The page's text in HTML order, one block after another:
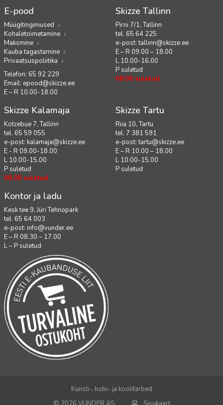
E-pood
Müügitingimused
Kohaletoimetamine
Maksmine
Kauba tagastamine
Privaatsuspoliitika
Telefon: 65 92 229
Email: epood@skizze.ee
E – R 10.00-18.00
Skizze Tallinn
Pirni 7/1, Tallinn
tel. 65 64 225
e-post:tallinn@skizze.ee
E – R 09.00 – 18.00
L 10.00-16.00
P suletud
08.08 suletud
Skizze Kalamaja
Kotzebue 7, Tallinn
tel. 65 59 055
e-post: kalamaja@skizze.ee
E - R 09.00-18.00
L 10.00-15.00
P suletud
08.08 suletud
Skizze Tartu
Riia 10, Tartu
tel. 7 381 591
e-post:tartu@skizze.ee
E – R 10.00 – 18.00
L 10.00-15.00
P suletud
Kontor ja ladu
Kesk tee 9, Jüri Tehnopark
tel. 65 64 003
e-post: info@vunder.ee
E – R 08.30 – 17.00
L – P suletud
Kunsti-, hobi- ja koolitarbed